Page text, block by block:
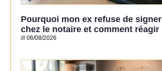
Pourquoi mon ex refuse de signer
chez le notaire et comment réagir
06/08/2026